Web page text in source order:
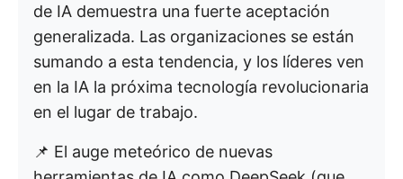
de IA demuestra una fuerte aceptación
generalizada. Las organizaciones se están
sumando a esta tendencia, y los líderes ven
en la IA la próxima tecnología revolucionaria
en el lugar de trabajo.
📌 El auge meteórico de nuevas